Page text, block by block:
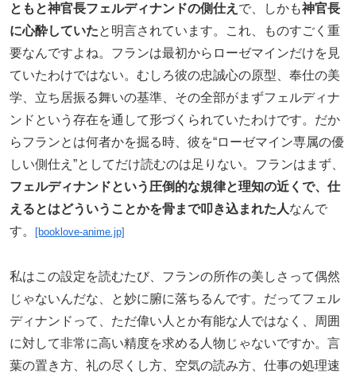
ともと神官長フェルディナンドの側仕え で、しかも神官長
に心酔していたと明言されています。これ、ものすごく重
要なんですよね。フランは最初からローゼマインだけを見
ていたわけではない。むしろ彼の忠誠心の原型、奉仕の美
学、立ち居振る舞いの基準、その全部がまずフェルディナ
ンドという存在を通して形づくられていたわけです。だか
らフランとは何者かを掘る時、彼を“ローゼマイン専属の優
しい側仕え”としてだけ読むのは足りない。フランはまず、
フェルディナンドという圧倒的な規律と理知の近くで、仕
えるとはどういうことかを骨まで叩き込まれた人なんで
す。
[booklove-anime.jp]
私はこの設定を読むたび、フランの所作の美しさって偶然
じゃないんだな、と妙に腑に落ちるんです。だってフェル
ディナンドって、ただ偉い人とか有能な人ではなく、周囲
に対して非常に高い精度を求める人物じゃないですか。言
葉の置き方、礼の尽くし方、空気の読み方、仕事の処理速